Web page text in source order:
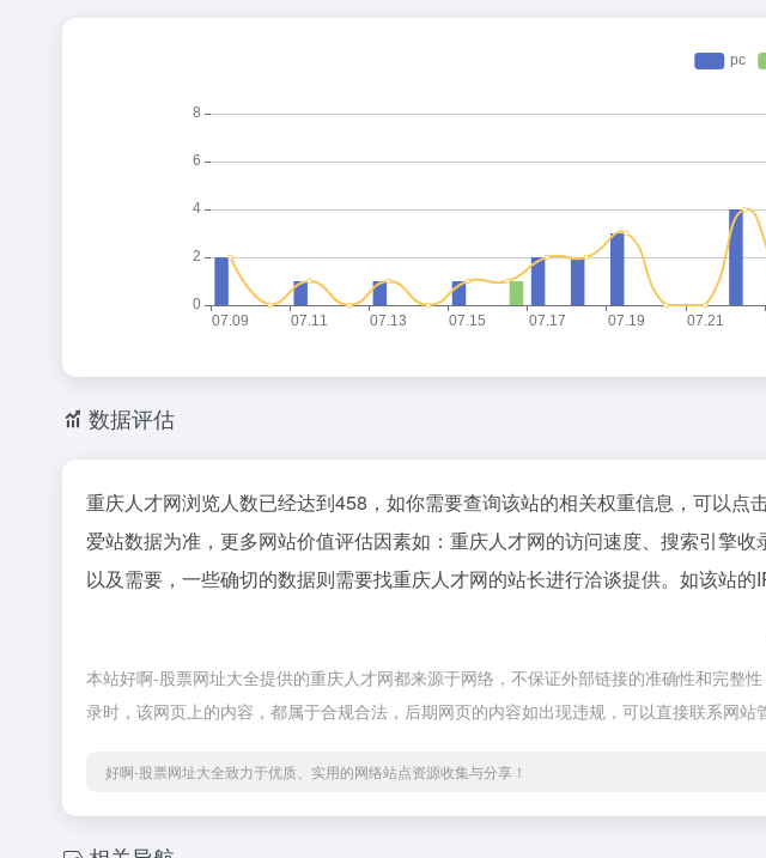
数据评估
重庆人才网浏览人数已经达到458，如你需要查询该站的相关权重信息，可以点
爱站数据为准，更多网站价值评估因素如：重庆人才网的访问速度、搜索引擎
以及需要，一些确切的数据则需要找重庆人才网的站长进行洽谈提供。如该站的
本站好啊-股票网址大全提供的重庆人才网都来源于网络，不保证外部链接的准确性和完
录时，该网页上的内容，都属于合规合法，后期网页的内容如出现违规，可以直接联系网站
好啊-股票网址大全致力于优质、实用的网络站点资源收集与分享！